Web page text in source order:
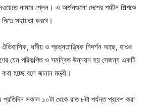
নামবে প্লেন। এ অর্জনগুলো দেশের পর্যটন শিল্পকে
সহায়তা করবে।
ধর্মীয় ও প্রত্নতাত্ত্বিক নিদর্শন আছে, হাওর
যেন পরিকল্পিত ও সমন্বিত উন্নয়ন হয় সেজন্য একটি
করা হচ্ছে বলে জানান মন্ত্রী।
প্রতিদিন সকাল ১০টা থেকে রাত ৮টা পর্যন্ত প্রবেশ করা